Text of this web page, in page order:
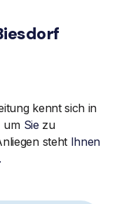
kennt sich in
um Sie zu
steht Ihnen